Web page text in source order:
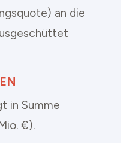
an die
in Summe
€).